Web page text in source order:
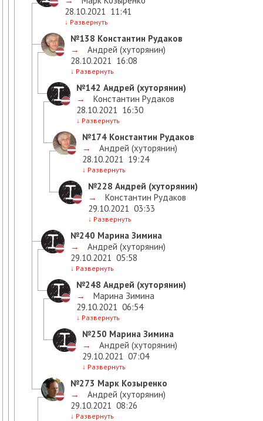
28.10.2021 11:41
↓ Развернуть
№138 Константин Рудаков
→
Андрей (хуторянин)
28.10.2021 16:08
↓ Развернуть
№142 Андрей (хуторянин)
→
Константин Рудаков
28.10.2021 16:30
↓ Развернуть
№174 Константин Рудаков
→
Андрей (хуторянин)
28.10.2021 19:24
↓ Развернуть
№228 Андрей (хуторянин)
→
Константин Рудаков
29.10.2021 03:33
↓ Развернуть
№240 Марина Зимина
→
Андрей (хуторянин)
29.10.2021 05:58
↓ Развернуть
№248 Андрей (хуторянин)
→
Марина Зимина
29.10.2021 06:54
↓ Развернуть
№250 Марина Зимина
→
Андрей (хуторянин)
29.10.2021 07:04
↓ Развернуть
№273 Марк Козыренко
→
Андрей (хуторянин)
29.10.2021 08:26
↓ Развернуть